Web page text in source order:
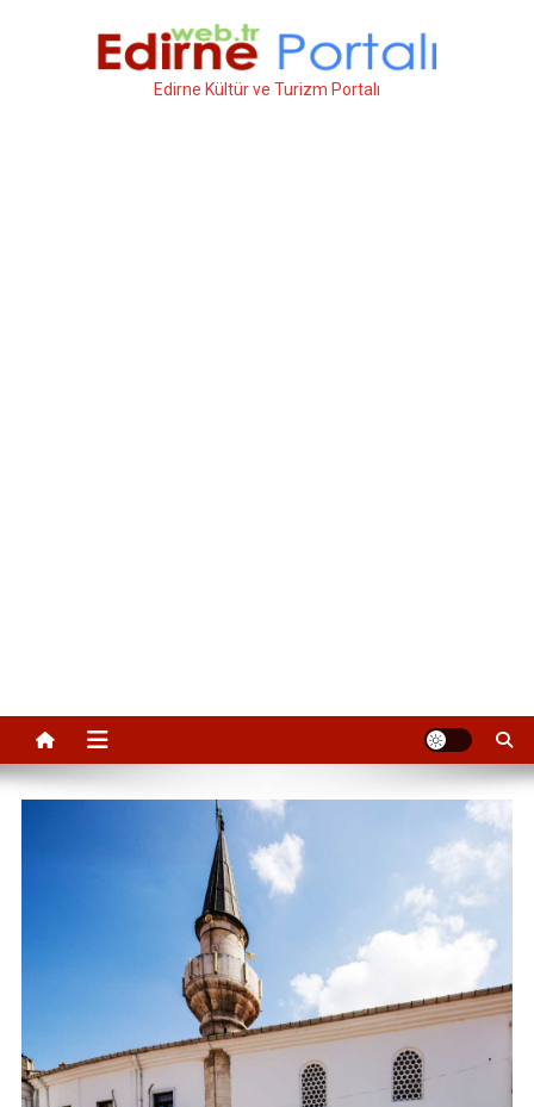
Edirne Kültür ve Turizm Portalı